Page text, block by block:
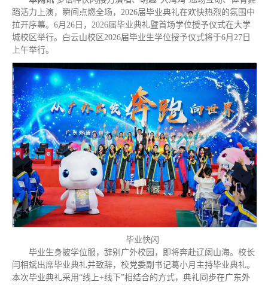
蹈活力上演，瞬间点燃全场，2026届毕业典礼在欢快热烈的氛围中
拉开序幕。6月26日，2026届毕业典礼暨首场学位授予仪式在大学
城校区举行。白云山校区2026届毕业生学位授予仪式将于6月27日
上午举行。
毕业快闪
毕业生身披学位服，辞别广外校园，即将奔赴辽阔山海。校长
闫相斌出席毕业典礼并致辞，校党委副书记葛小月主持毕业典礼。
本次毕业典礼采用“线上+线下”相结合的方式，典礼同步在广东外